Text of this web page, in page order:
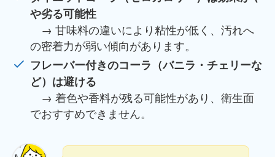
や劣る可能性
→ 甘味料の違いにより粘性が低く、汚れへ
の密着力が弱い傾向があります。
フレーバー付きのコーラ（バニラ・チェリーな
ど）は避ける
→ 着色や香料が残る可能性があり、衛生面
でおすすめできません。